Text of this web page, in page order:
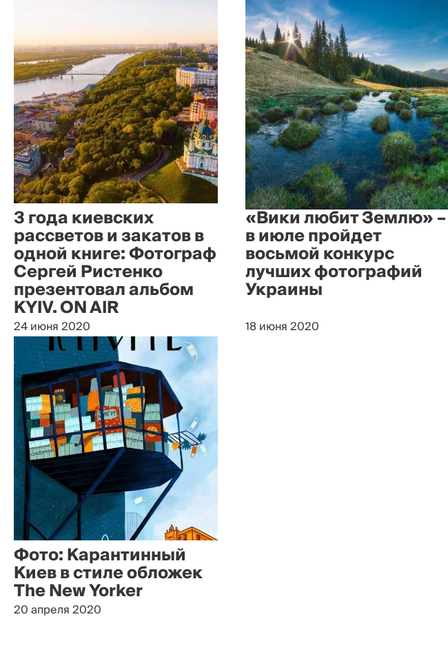
3 года киевских
рассветов и закатов в
одной книге: Фотограф
Сергей Ристенко
презентовал альбом
KYIV. ON AIR
24 июня 2020
«Вики любит Землю» –
в июле пройдет
восьмой конкурс
лучших фотографий
Украины
18 июня 2020
Фото: Карантинный
Киев в стиле обложек
The New Yorker
20 апреля 2020